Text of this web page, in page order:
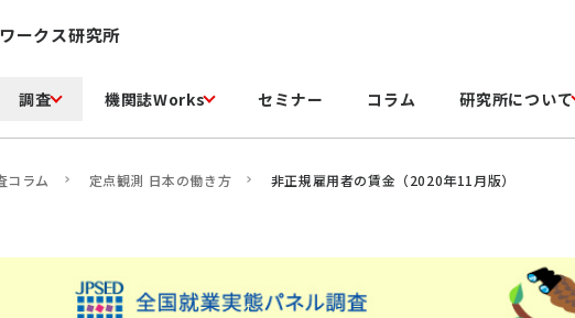
ークス研究所
調査 機関誌Works セミナー コラム 研究所について
コラム 定点観測 日本の働き方 非正規雇用者の賃金（2020年11月版）